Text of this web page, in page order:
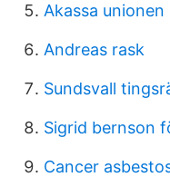
Akassa
Andreas rask
Sundsvall
Sigrid bernson
Cancer